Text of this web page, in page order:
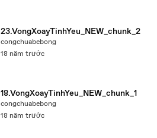
23.VongXoayTinhYeu_NEW_chunk_2
congchuabebong
18 năm trước
18.VongXoayTinhYeu_NEW_chunk_1
congchuabebong
18 năm trước